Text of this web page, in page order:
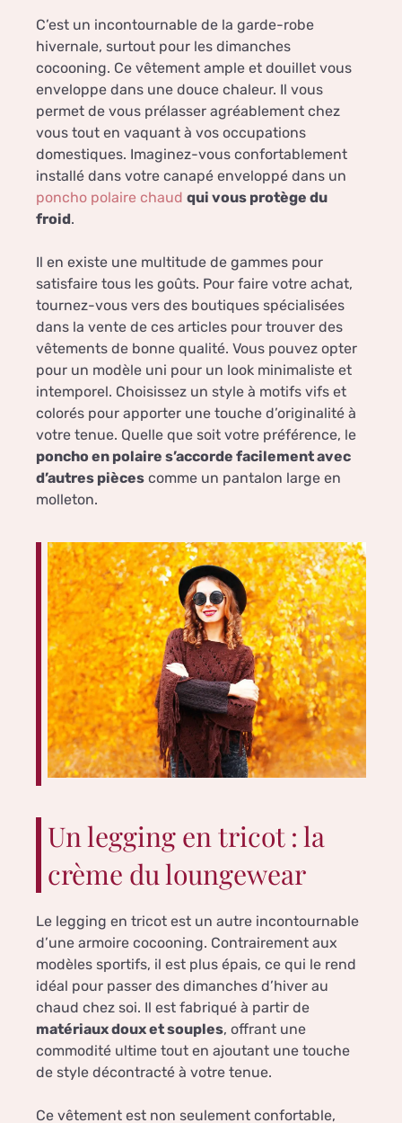
C’est un incontournable de la garde-robe
hivernale, surtout pour les dimanches
cocooning. Ce vêtement ample et douillet vous
enveloppe dans une douce chaleur. Il vous
permet de vous prélasser agréablement chez
vous tout en vaquant à vos occupations
domestiques. Imaginez-vous confortablement
installé dans votre canapé enveloppé dans un
poncho polaire chaud qui vous protège du
froid.
Il en existe une multitude de gammes pour
satisfaire tous les goûts. Pour faire votre achat,
tournez-vous vers des boutiques spécialisées
dans la vente de ces articles pour trouver des
vêtements de bonne qualité. Vous pouvez opter
pour un modèle uni pour un look minimaliste et
intemporel. Choisissez un style à motifs vifs et
colorés pour apporter une touche d’originalité à
votre tenue. Quelle que soit votre préférence, le
poncho en polaire s’accorde facilement avec
d’autres pièces comme un pantalon large en
molleton.
Un legging en tricot : la
crème du loungewear
Le legging en tricot est un autre incontournable
d’une armoire cocooning. Contrairement aux
modèles sportifs, il est plus épais, ce qui le rend
idéal pour passer des dimanches d’hiver au
chaud chez soi. Il est fabriqué à partir de
matériaux doux et souples, offrant une
commodité ultime tout en ajoutant une touche
de style décontracté à votre tenue.
Ce vêtement est non seulement confortable,